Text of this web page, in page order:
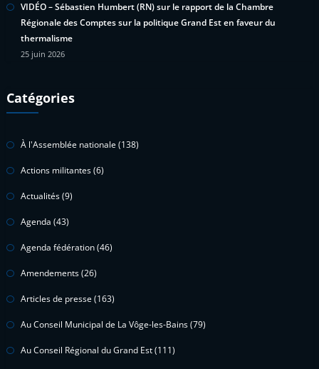
VIDÉO – Sébastien Humbert (RN) sur le rapport de la Chambre
Régionale des Comptes sur la politique Grand Est en faveur du
thermalisme
25 juin 2026
Catégories
À l'Assemblée nationale (138)
Actions militantes(6)
Actualités(9)
Agenda (43)
Agenda fédération(46)
Amendements(26)
Articles de presse (163)
Au Conseil Municipal de La Vôge-les-Bains(79)
Au Conseil Régional du Grand Est(111)